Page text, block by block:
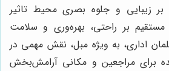
زیبایی و جلوه بصری محیط تاثیر
مستقیم بر راحتی، بهره‌وری و سلامت
اداری، به ویژه مبل، نقش مهمی در
برای مراجعین و مکانی آرامش‌بخش